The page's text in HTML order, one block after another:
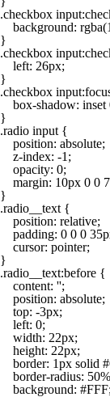
.checkbox
background:
}
.checkbox
    left: 26px;
}
.checkbox
box-shadow:
}
.radio input {
    position: absolute;
    z-index: -1;
    opacity: 0;
margin: 10px 0 0
}
.radio__text {
    position: relative;
padding: 0 0 0
    cursor: pointer;
}
.radio__text:before {
    content: '';
    position: absolute;
    top: -3px;
    left: 0;
    width: 22px;
    height: 22px;
border: 1px
border-radius:
    background: #FFF;